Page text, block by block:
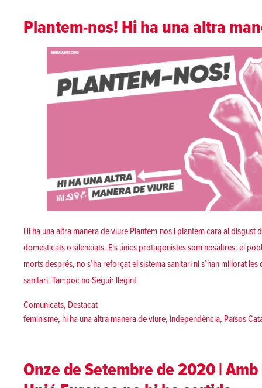
Plantem-nos! Hi ha una altra
Hi ha una altra manera de viure Plantem-nos i plantem cara al disgust
domesticats o silenciats. Els únics protagonistes som nosaltres: el
morts després, no s’ha reforçat el sistema sanitari ni s’han millorat
sanitari. Tampoc no Seguir llegint«Plantem-nos! Hi ha una altra manera
Posted in
Comunicats, Destacat
Tags:
feminisme, hi ha una altra manera de viure, independència, Països
Onze de Setembre de 2020 |